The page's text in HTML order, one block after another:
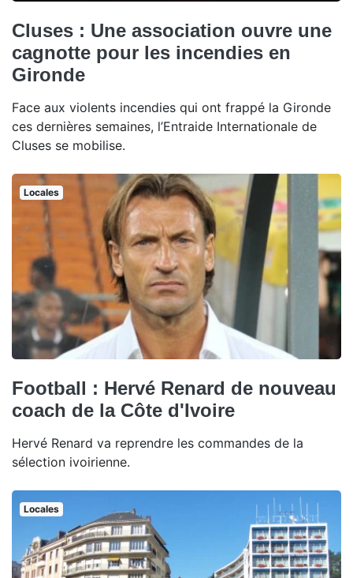
Cluses : Une association ouvre une
cagnotte pour les incendies en
Gironde
Face aux violents incendies qui ont frappé la Gironde
ces dernières semaines, l’Entraide Internationale de
Cluses se mobilise.
Locales
Football : Hervé Renard de nouveau
coach de la Côte d'Ivoire
Hervé Renard va reprendre les commandes de la
sélection ivoirienne.
Locales